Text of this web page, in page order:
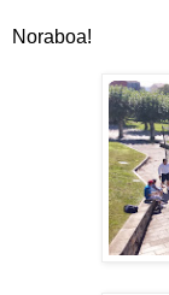
Noraboa!